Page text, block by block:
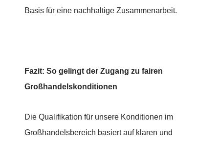
Basis für eine nachhaltige Zusammenarbeit.
Fazit: So gelingt der Zugang zu fairen
Großhandelskonditionen
Die Qualifikation für unsere Konditionen im
Großhandelsbereich basiert auf klaren und